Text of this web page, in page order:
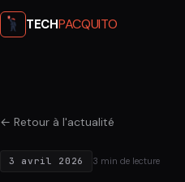
TECHPACQUITO
← Retour à l'actualité
3 avril 2026 3 min de lecture